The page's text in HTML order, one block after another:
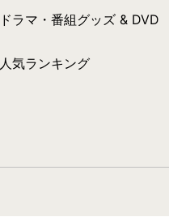
ドラマ・番組グッズ & DVD
人気ランキング